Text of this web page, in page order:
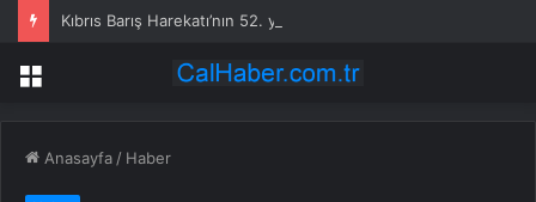
Menü
Anasayfa / Haber